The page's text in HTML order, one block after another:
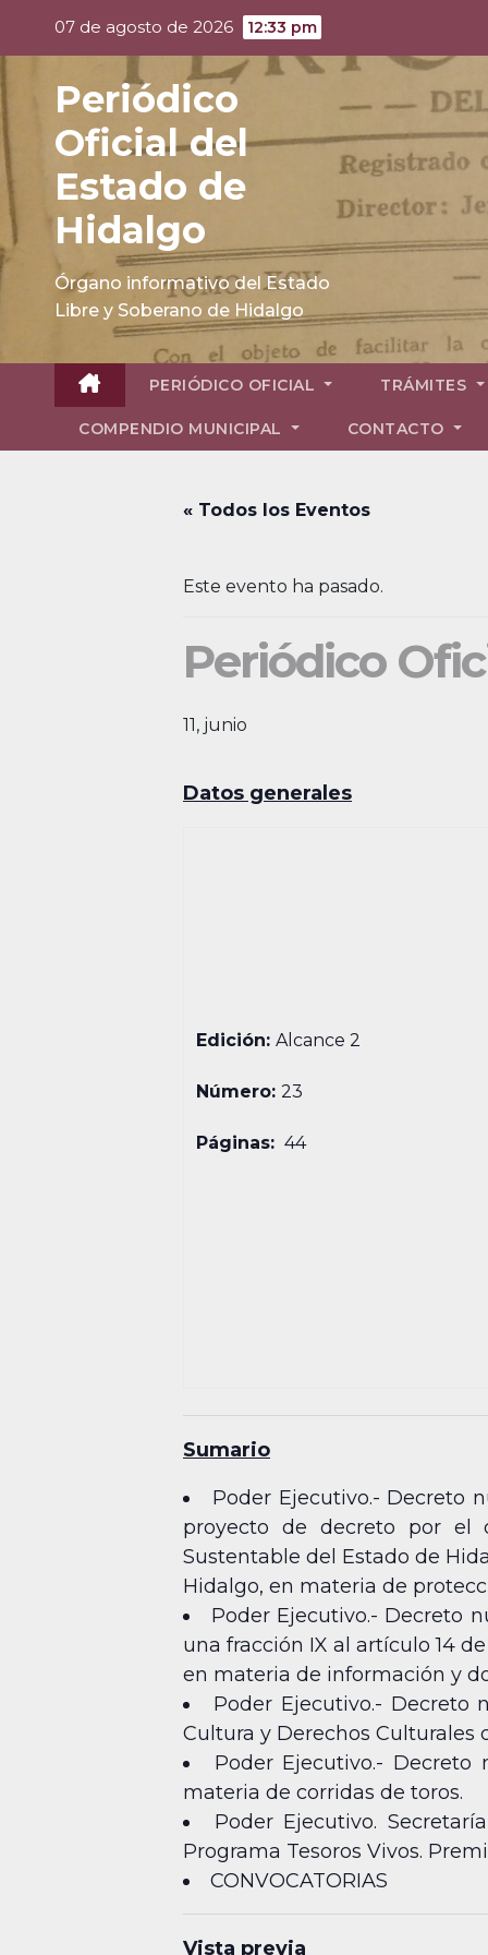
07 de agosto de 2026 12:33 pm
Periódico
Oficial del
Estado de
Hidalgo
Órgano informativo del Estado
Libre y Soberano de Hidalgo
PERIÓDICO OFICIAL TRÁMITES
COMPENDIO MUNICIPAL CONTACTO
« Todos los Eventos
Este evento ha pasado.
Periódico
11, junio
Datos generales
Edición:Alcance 2
Número:23
Páginas: 44
Sumario
Poder Ejecutivo.- Decreto
proyecto de decreto por el
Sustentable del Estado de
Hidalgo, en materia de
Poder Ejecutivo.- Decreto
una fracción IX al artículo 14
en materia de información y
Poder Ejecutivo.- Decreto
Cultura y Derechos
Poder Ejecutivo.-
materia de corridas de toros.
Poder Ejecutivo.
Programa Tesoros Vivos.
CONVOCATORIAS
Vista previa